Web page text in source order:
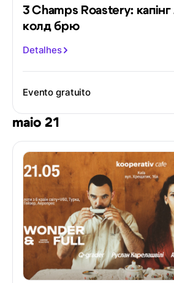
3 Champs Roastery: капінг
колд брю
Detalhes
Evento gratuito
maio 21